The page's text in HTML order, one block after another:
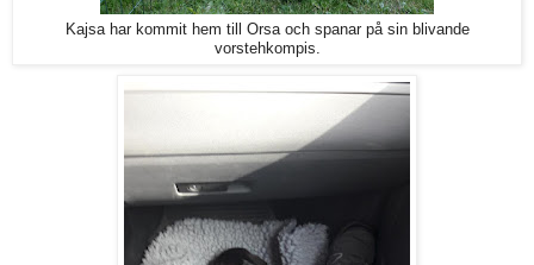
Kajsa har kommit hem till Orsa och spanar på sin blivande
vorstehkompis.